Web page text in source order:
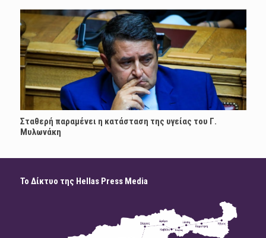
Σταθερή παραμένει η κατάσταση της υγείας του Γ.
Μυλωνάκη
Το Δίκτυο της Hellas Press Media